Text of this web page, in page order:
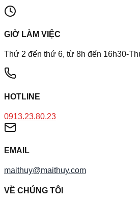
GIỜ LÀM VIỆC
Thứ 2 đến thứ 6, từ 8h đến 16h30-
HOTLINE
0913.23.80.23
EMAIL
maithuy@maithuy.com
VỀ CHÚNG TÔI